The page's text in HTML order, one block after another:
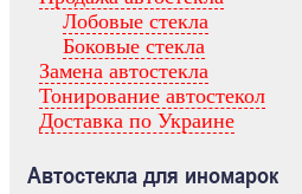
Лобовые стекла
Боковые стекла
Замена автостекла
Тонирование автостекол
Доставка по Украине
Автостекла для иномарок